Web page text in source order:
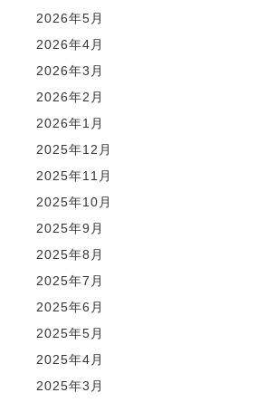
2026年5月
2026年4月
2026年3月
2026年2月
2026年1月
2025年12月
2025年11月
2025年10月
2025年9月
2025年8月
2025年7月
2025年6月
2025年5月
2025年4月
2025年3月